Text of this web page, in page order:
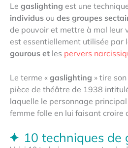
Le gaslighting est une
individus ou des groupes
de pouvoir et mettre à mal leur
est essentiellement utilisée par
gourous et les pervers
Le terme « gaslighting » tire
pièce de théâtre de 1938
laquelle le personnage
femme folle en lui faisant croire
10 techniques de